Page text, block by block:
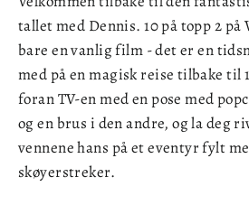
tallet med Dennis. 10 på topp 2 på
bare en vanlig film - det er en
med på en magisk reise tilbake til
foran TV-en med en pose med
og en brus i den andre, og la deg
vennene hans på et eventyr fylt
skøyerstreker.